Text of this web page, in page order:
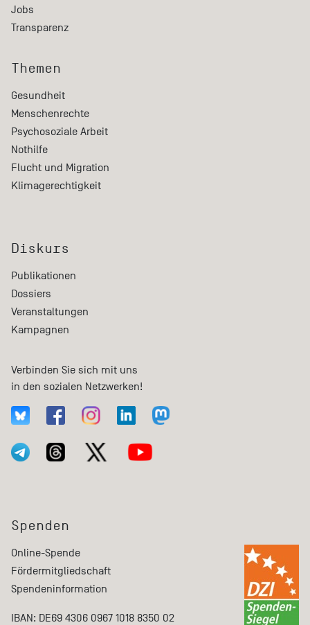
Jobs
Transparenz
Themen
Gesundheit
Menschenrechte
Psychosoziale Arbeit
Nothilfe
Flucht und Migration
Klimagerechtigkeit
Diskurs
Publikationen
Dossiers
Veranstaltungen
Kampagnen
Verbinden Sie sich mit uns
in den sozialen Netzwerken!
Spenden
Online-Spende
Fördermitgliedschaft
Spendeninformation
IBAN: DE69 4306 0967 1018 8350 02